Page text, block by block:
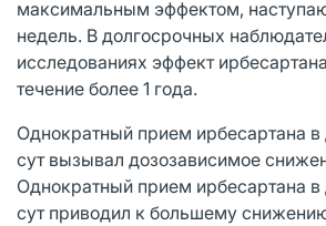
максимальным эффектом,
недель. В долгосрочных
исследованиях эффект
течение более 1 года.
Однократный прием ирбесартана
сут вызывал дозозависимое
Однократный прием ирбесартана
сут приводил к большему